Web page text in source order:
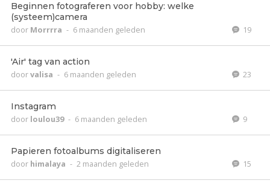
Beginnen fotograferen voor hobby: welke
(systeem)camera
door Morrrra - 6 maanden geleden 19
'Air' tag van action
doorvalisa - 6 maanden geleden 23
Instagram
door loulou39 - 6 maanden geleden 9
Papieren fotoalbums digitaliseren
door himalaya - 2 maanden geleden 15